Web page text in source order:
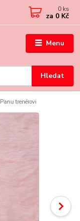
Menu
Hledat
0 ks
za 0 Kč
Panu trenérovi